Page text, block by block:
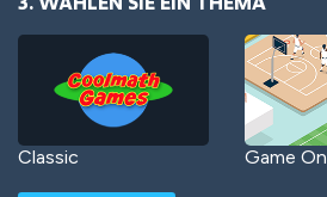
Classic Game On